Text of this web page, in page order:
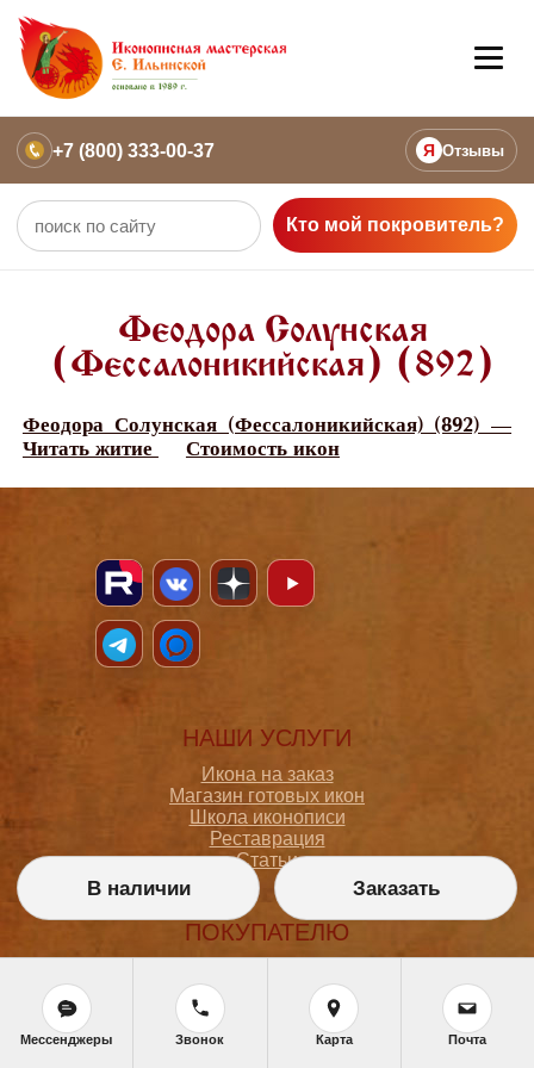
+7 (800) 333-00-37 Я Отзывы
Кто мой покровитель?
Феодора Солунская
(Фессалоникийская) (892)
Феодора Солунская (Фессалоникийская) (892) —
Читать житие
Стоимость икон
НАШИ УСЛУГИ
Икона на заказ
Магазин готовых икон
Школа иконописи
Реставрация
Статьи
ПОКУПАТЕЛЮ
Как сделать заказ
Доставка и оплата
Политика конфиденциальности
В наличии Заказать
Мессенджеры Звонок Карта Почта